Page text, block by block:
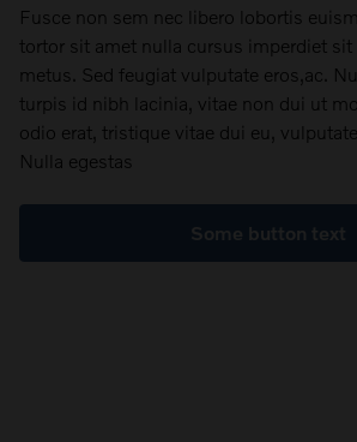
Fusce non sem nec libero lobortis
tortor sit amet nulla cursus imperdiet sit
metus. Sed feugiat vulputate eros,ac.
turpis id nibh lacinia, vitae non dui ut
odio erat, tristique vitae dui eu,
Nulla egestas
Some button text